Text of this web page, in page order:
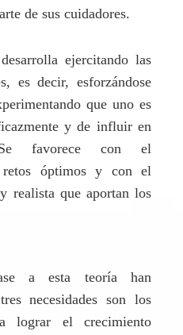
de sus cuidadores.
ejercitando las
es decir, esforzándose
que uno es
y de influir en
favorece con el
retos óptimos y con el
realista que aportan los
a esta teoría han
necesidades son los
lograr el crecimiento